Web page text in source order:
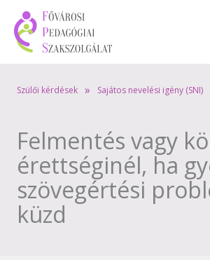
content
Szülői kérdések » Sajátos nevelési igény (SNI)
Felmentés vagy
érettséginél, ha
szövegértési
küzd